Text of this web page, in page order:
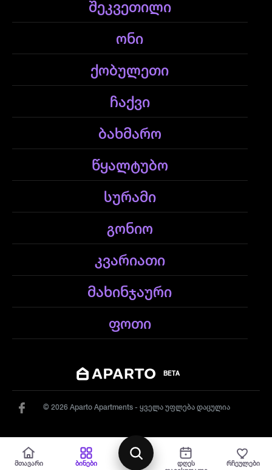
მთავარი ბინები
დღეს
რჩეულები
რუქა
შეკვეთილი
ონი
ქობულეთი
ჩაქვი
ბახმარო
წყალტუბო
სურამი
გონიო
კვარიათი
მახინჯაური
ფოთი
BETA
© 2026 Aparto Apartments - ყველა უფლება დაცულია